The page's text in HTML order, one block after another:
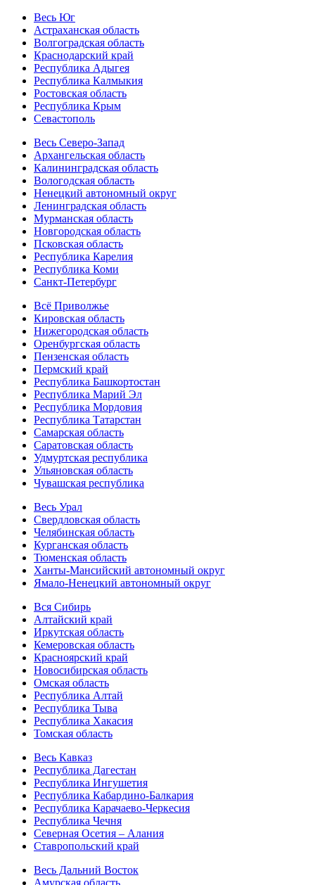
Весь Юг
Астраханская область
Волгоградская область
Краснодарский край
Республика Адыгея
Республика Калмыкия
Ростовская область
Республика Крым
Севастополь
Весь Северо-Запад
Архангельская область
Калининградская область
Вологодская область
Ненецкий автономный округ
Ленинградская область
Мурманская область
Новгородская область
Псковская область
Республика Карелия
Республика Коми
Санкт-Петербург
Всё Приволжье
Кировская область
Нижегородская область
Оренбургская область
Пензенская область
Пермский край
Республика Башкортостан
Республика Марий Эл
Республика Мордовия
Республика Татарстан
Самарская область
Саратовская область
Удмуртская республика
Ульяновская область
Чувашская республика
Весь Урал
Свердловская область
Челябинская область
Курганская область
Тюменская область
Ханты-Мансийский автономный округ
Ямало-Ненецкий автономный округ
Вся Сибирь
Алтайский край
Иркутская область
Кемеровская область
Красноярский край
Новосибирская область
Омская область
Республика Алтай
Республика Тыва
Республика Хакасия
Томская область
Весь Кавказ
Республика Дагестан
Республика Ингушетия
Республика Кабардино-Балкария
Республика Карачаево-Черкесия
Республика Чечня
Северная Осетия – Алания
Ставропольский край
Весь Дальний Восток
Амурская область